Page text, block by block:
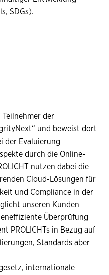
SDGs).
Teilnehmer der
und beweist dort
der Evaluierung
durch die Online-
nutzen dabei die
Cloud-Lösungen für
und Compliance in der
unseren Kunden
Überprüfung
PROLICHTs in Bezug auf
Standards aber
internationale